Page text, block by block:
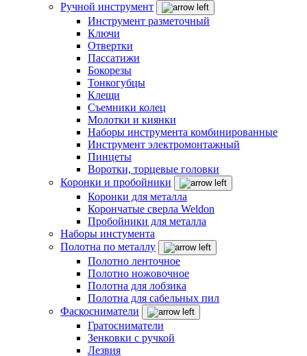
Ручной инструмент
Инструмент разметочный
Ключи
Отвертки
Пассатижи
Бокорезы
Тонкогубцы
Клещи
Съемники колец
Молотки и киянки
Наборы инструмента комбинированные
Инструмент электромонтажный
Пинцеты
Воротки, торцевые головки
Коронки и пробойники
Коронки для металла
Корончатые сверла Weldon
Пробойники для металла
Наборы инстумента
Полотна по металлу
Полотно ленточное
Полотно ножовочное
Полотна для лобзика
Полотна для сабельных пил
Фаскосниматели
Гратосниматели
Зенковки с ручкой
Лезвия